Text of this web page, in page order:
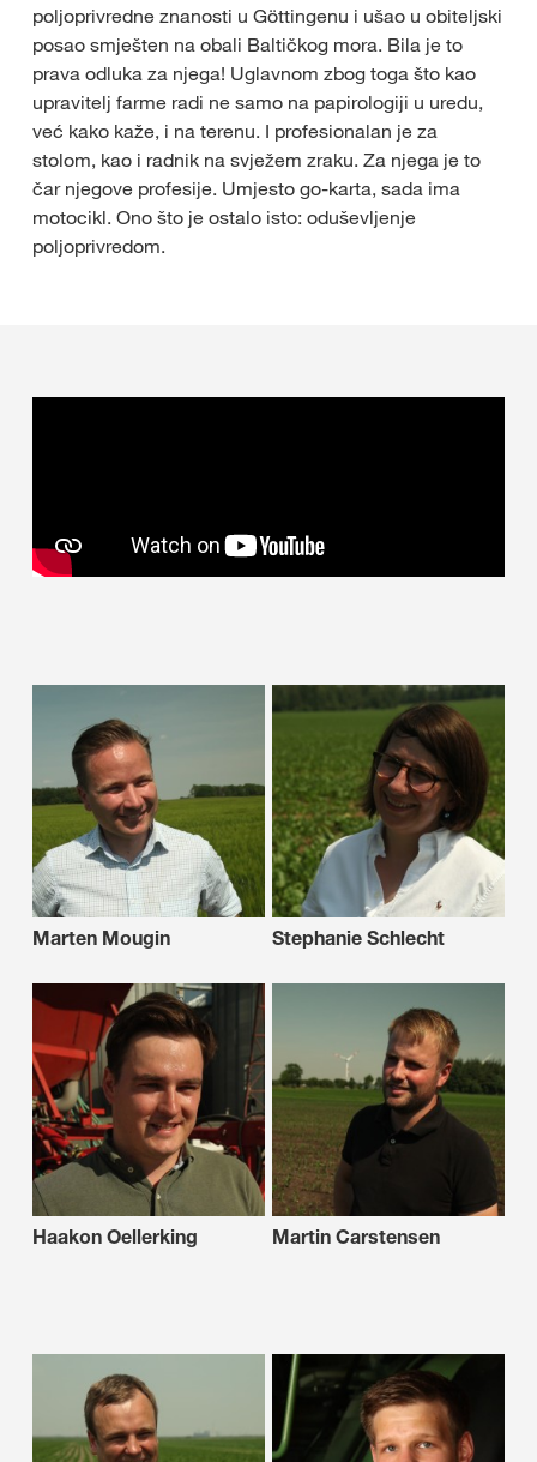
poljoprivredne znanosti u Göttingenu i ušao u obiteljski
posao smješten na obali Baltičkog mora. Bila je to
prava odluka za njega! Uglavnom zbog toga što kao
upravitelj farme radi ne samo na papirologiji u uredu,
već kako kaže, i na terenu. I profesionalan je za
stolom, kao i radnik na svježem zraku. Za njega je to
čar njegove profesije. Umjesto go-karta, sada ima
motocikl. Ono što je ostalo isto: oduševljenje
poljoprivredom.
Marten Mougin Stephanie Schlecht
Haakon Oellerking Martin Carstensen